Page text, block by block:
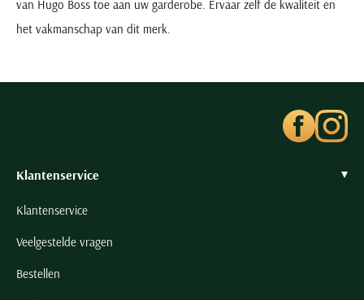
van Hugo Boss toe aan uw garderobe. Ervaar zelf de kwaliteit en
het vakmanschap van dit merk.
Klantenservice
Klantenservice
Veelgestelde vragen
Bestellen